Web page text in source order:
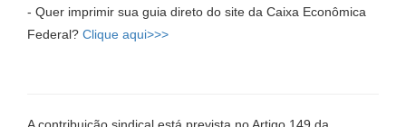
- Quer imprimir sua guia direto do site da Caixa Econômica
Federal? Clique aqui>>>